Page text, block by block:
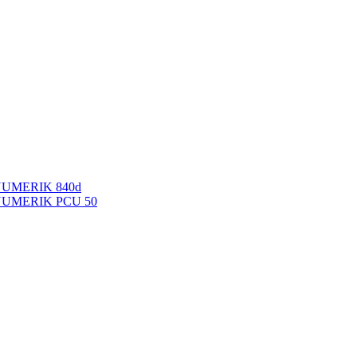
840d
PCU 50